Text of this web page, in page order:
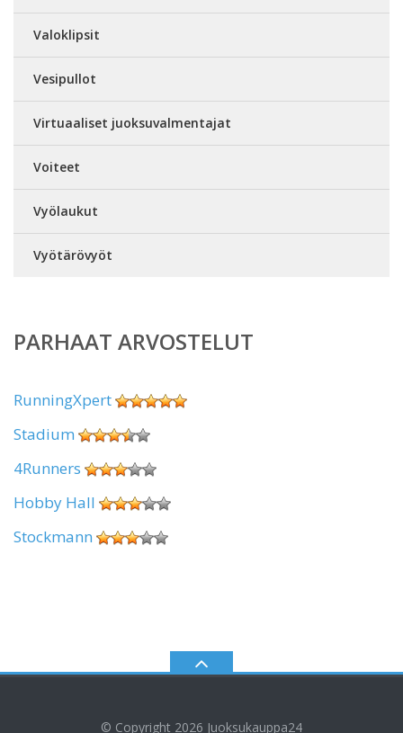
Valoklipsit
Vesipullot
Virtuaaliset juoksuvalmentajat
Voiteet
Vyölaukut
Vyötärövyöt
PARHAAT ARVOSTELUT
RunningXpert
Stadium
4Runners
Hobby Hall
Stockmann
© Copyright 2026 Juoksukauppa24